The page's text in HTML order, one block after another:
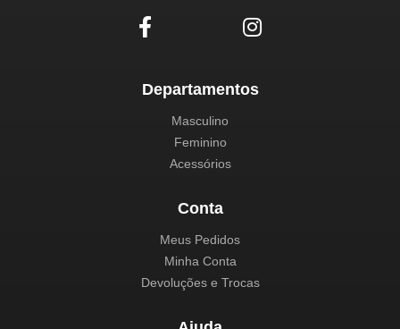
Departamentos
Masculino
Feminino
Acessórios
Conta
Meus Pedidos
Minha Conta
Devoluções e Trocas